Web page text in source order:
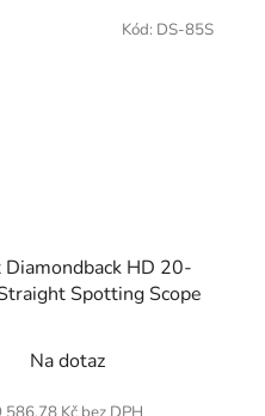
HD 20-
Spotting Scope
Na dotaz
Kód: DS-85S